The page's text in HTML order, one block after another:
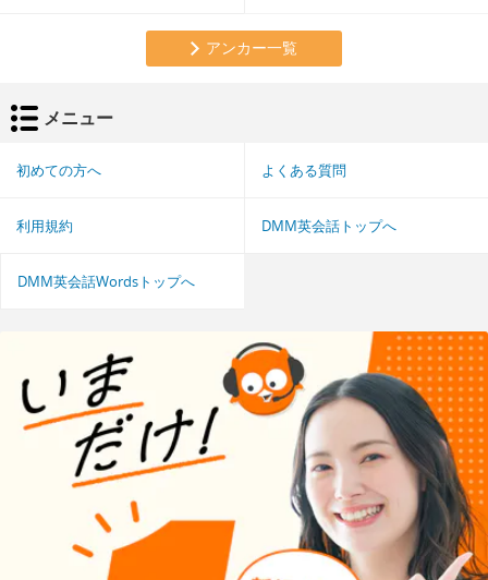
アンカー一覧
メニュー
初めての方へ よくある質問
利用規約 DMM英会話トップへ
DMM英会話Wordsトップへ